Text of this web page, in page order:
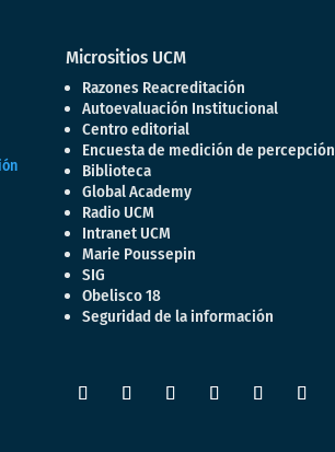
Micrositios UCM
Razones Reacreditación
Autoevaluación Institucional
Centro editorial
Encuesta de medición de percepción
Biblioteca
Global Academy
Radio UCM
Intranet UCM
Marie Poussepin
SIG
Obelisco 18
Seguridad de la información